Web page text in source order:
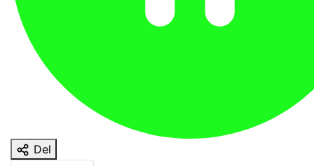
Del